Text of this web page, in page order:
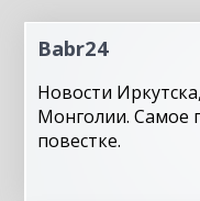
Babr24
Новости
Монголии. Самое
повестке.